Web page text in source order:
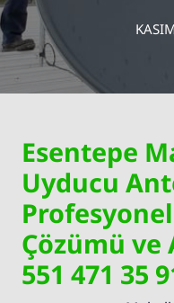
Esentepe
Uyducu
Çözümü ve
551 471 35